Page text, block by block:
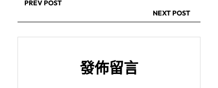
PREV POST
NEXT POST
發佈留言